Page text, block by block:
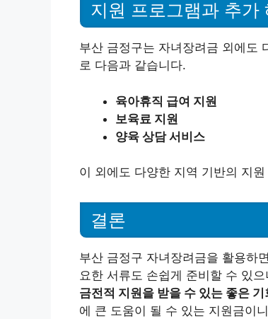
지원 프로그램과 추가
부산 금정구는 자녀장려금 외에도
로 다음과 같습니다.
육아휴직 급여 지원
보육료 지원
양육 상담 서비스
이 외에도 다양한 지역 기반의 지
결론
부산 금정구 자녀장려금을 활용하
요한 서류도 손쉽게 준비할 수 있
금전적 지원을 받을 수 있는 좋은
에 큰 도움이 될 수 있는 지원금이